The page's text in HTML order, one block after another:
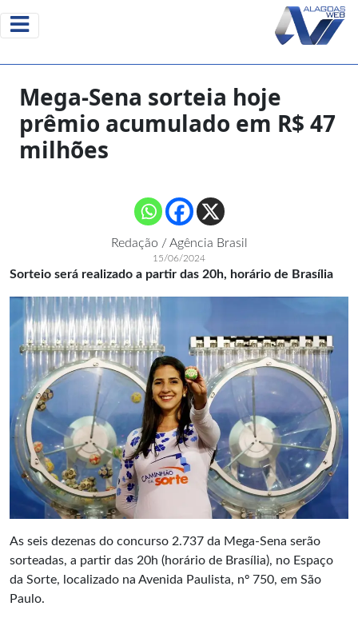
Mega-Sena sorteia hoje
prêmio acumulado em R$ 47
milhões
Redação / Agência Brasil
15/06/2024
Sorteio será realizado a partir das 20h, horário de Brasília
As seis dezenas do concurso 2.737 da Mega-Sena serão
sorteadas, a partir das 20h (horário de Brasília), no Espaço
da Sorte, localizado na Avenida Paulista, nº 750, em São
Paulo.